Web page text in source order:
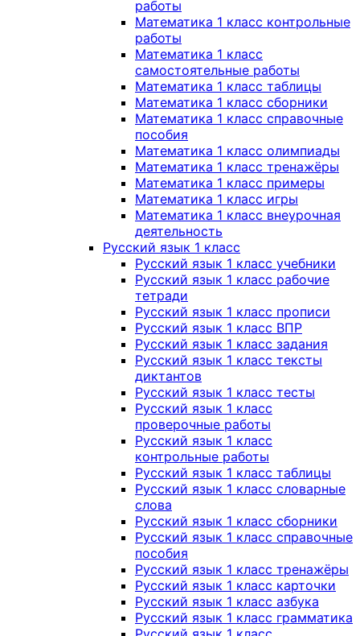
работы
Математика 1 класс контрольные
работы
Математика 1 класс
самостоятельные работы
Математика 1 класс таблицы
Математика 1 класс сборники
Математика 1 класс справочные
пособия
Математика 1 класс олимпиады
Математика 1 класс тренажёры
Математика 1 класс примеры
Математика 1 класс игры
Математика 1 класс внеурочная
деятельность
Русский язык 1 класс
Русский язык 1 класс учебники
Русский язык 1 класс рабочие
тетради
Русский язык 1 класс прописи
Русский язык 1 класс ВПР
Русский язык 1 класс задания
Русский язык 1 класс тексты
диктантов
Русский язык 1 класс тесты
Русский язык 1 класс
проверочные работы
Русский язык 1 класс
контрольные работы
Русский язык 1 класс таблицы
Русский язык 1 класс словарные
слова
Русский язык 1 класс сборники
Русский язык 1 класс справочные
пособия
Русский язык 1 класс тренажёры
Русский язык 1 класс карточки
Русский язык 1 класс азбука
Русский язык 1 класс грамматика